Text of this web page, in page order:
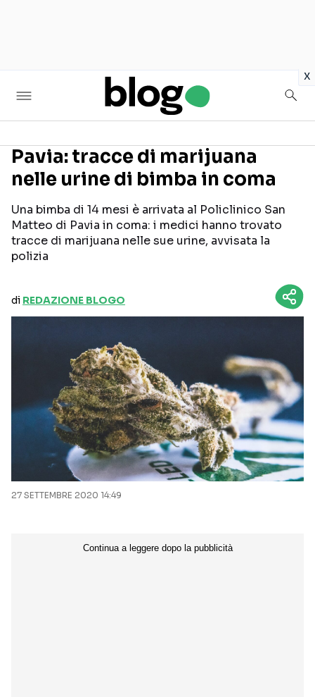
x
Seguici sui social
Pavia: tracce di marijuana
nelle urine di bimba in coma
Una bimba di 14 mesi è arrivata al Policlinico San
Matteo di Pavia in coma: i medici hanno trovato
tracce di marijuana nelle sue urine, avvisata la
polizia
di REDAZIONE BLOGO
27 SETTEMBRE 2020 14:49